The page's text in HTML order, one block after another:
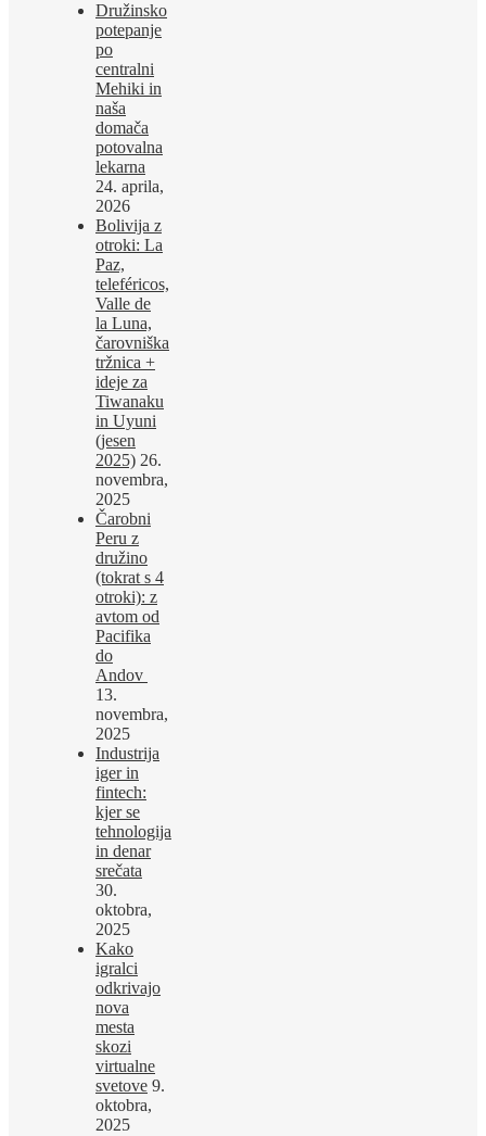
Družinsko
potepanje
po
centralni
Mehiki in
naša
domača
potovalna
lekarna
24. aprila,
2026
Bolivija z
otroki: La
Paz,
teleféricos,
Valle de
la Luna,
čarovniška
tržnica +
ideje za
Tiwanaku
in Uyuni
(jesen
2025) 26.
novembra,
2025
Čarobni
Peru z
družino
(tokrat s 4
otroki): z
avtom od
Pacifika
do
Andov
13.
novembra,
2025
Industrija
iger in
fintech:
kjer se
tehnologija
in denar
srečata
30.
oktobra,
2025
Kako
igralci
odkrivajo
nova
mesta
skozi
virtualne
svetove 9.
oktobra,
2025